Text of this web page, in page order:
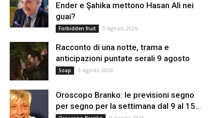
Ender e Şahika mettono Hasan Alì nei
guai?
Forbidden fruit 9 Agosto 2026
Racconto di una notte, trama e
anticipazioni puntate serali 9 agosto
Soap 9 Agosto 2026
Oroscopo Branko: le previsioni segno
per segno per la settimana dal 9 al 15...